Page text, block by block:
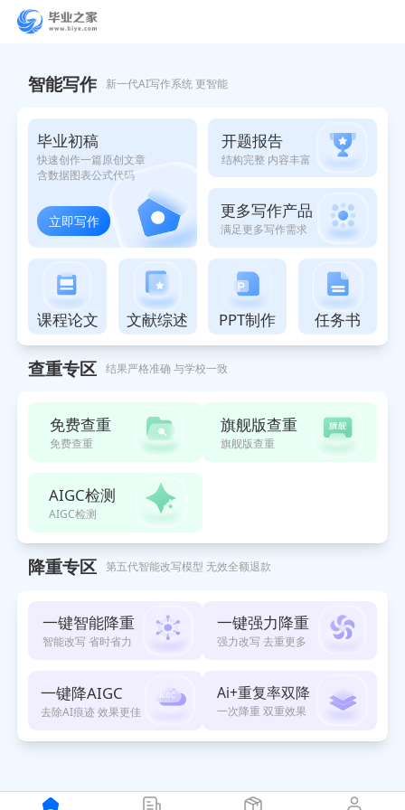
智能写作 新一代AI写作系统 更智能
毕业初稿
快速创作一篇原创文章
含数据图表公式代码
立即写作
开题报告
结构完整 内容丰富
更多写作产品
满足更多写作需求
课程论文 文献综述 PPT制作 任务书
查重专区 结果严格准确 与学校一致
免费查重
免费查重
AIGC检测
AIGC检测
旗舰版查重
旗舰版查重
降重专区 第五代智能改写模型 无效全额退款
一键智能降重
智能改写 省时省力
一键降AIGC
去除AI痕迹 效果更佳
一键强力降重
强力改写 去重更多
Ai+重复率双降
一次降重 双重效果